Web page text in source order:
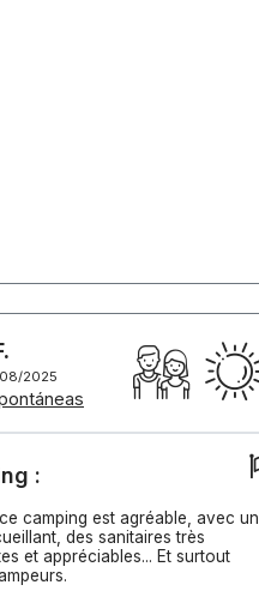
2025
:
camping est agréable, avec un
des sanitaires très
et appréciables... Et surtout